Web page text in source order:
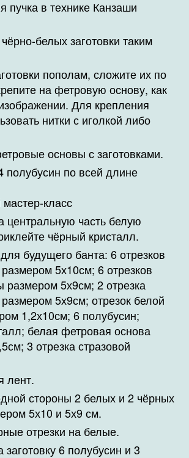
белых заготовки таким
пополам, сложите их по
на фетровую основу, как
Для крепления
нитки с иголкой либо
основы с заготовками.
полубусин по всей длине
центральную часть белую
чёрный кристалл.
будущего банта: 6 отрезков
5х10см; 6 отрезков
размером 5х9см; 2 отрезка
5х9см; отрезок белой
1,2х10см; 6 полубусин;
белая фетровая основа
3 отрезка стразовой
лент.
стороны 2 белых и 2 чёрных
5х10 и 5х9 см.
отрезки на белые.
заготовку 6 полубусин и 3